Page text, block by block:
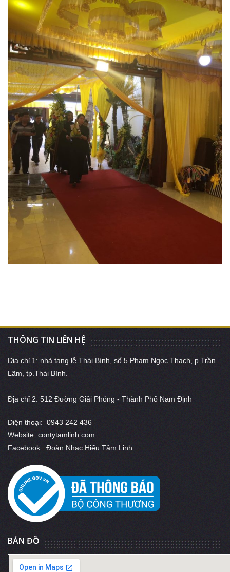
THÔNG TIN LIÊN HỆ
Địa chỉ 1: nhà tang lễ Thái Bình, số 5 Phạm Ngọc Thạch, p.Trần
Lãm, tp.Thái Bình.
Địa chỉ 2: 512 Đường Giải Phóng - Thành Phố Nam Định
Điện thoại: 0943 242 436
Website: contytamlinh.com
Facebook : Đoàn Nhạc Hiếu Tâm Linh
BẢN ĐỒ